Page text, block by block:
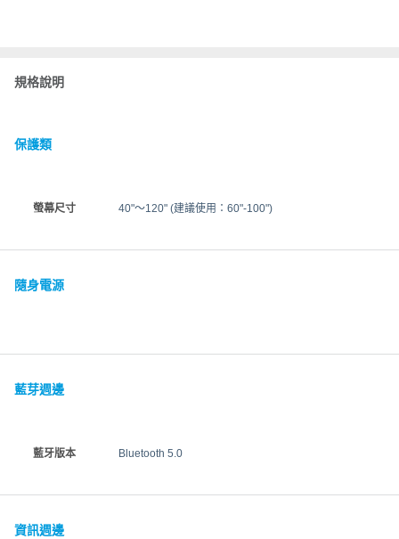
規格說明
保護類
螢幕尺寸 40"～120" (建議使用：60"-100")
隨身電源
藍芽週邊
藍牙版本 Bluetooth 5.0
資訊週邊